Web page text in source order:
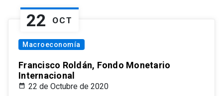
22 OCT
Macroeconomía
Francisco Roldán, Fondo Monetario
Internacional
22 de Octubre de 2020